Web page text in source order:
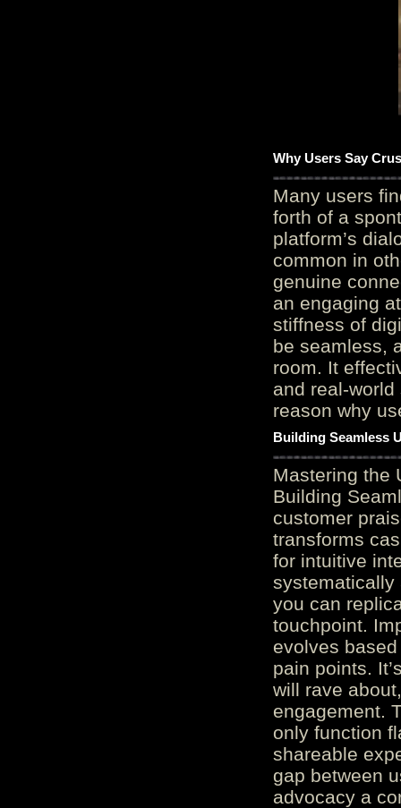
Why Users Say
Many users
forth of a
platform’s
common in
genuine
an engaging
stiffness of
be seamless,
room. It
and real-
reason why
Building Seamless
Mastering the
Building
customer
transforms
for intuitive
systematically
you can
touchpoint.
evolves
pain points.
will rave
engagement.
only function
shareable
gap between
advocacy a